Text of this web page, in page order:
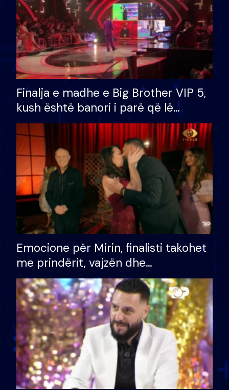
Finalja e madhe e Big Brother VIP 5,
kush është banori i parë që lë
shtëpinë dhe humb mundësinë për
të fituar çmimin e madh
Emocione për Mirin, finalisti takohet
me prindërit, vajzën dhe
bashkëshorten: S’kemi ndonjë letër
divorci apo jo?